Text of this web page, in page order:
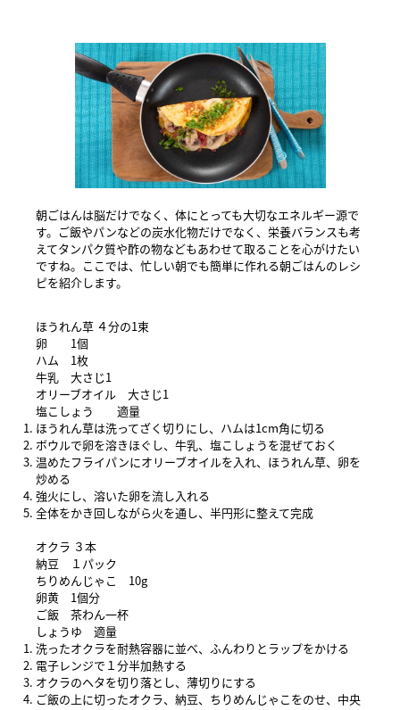
朝ごはんは脳だけでなく、体にとっても大切なエネルギー源で
す。ご飯やパンなどの炭水化物だけでなく、栄養バランスも考
えてタンパク質や酢の物などもあわせて取ることを心がけたい
ですね。ここでは、忙しい朝でも簡単に作れる朝ごはんのレシ
ピを紹介します。
ほうれん草 ４分の1束
卵 1個
ハム 1枚
牛乳 大さじ1
オリーブオイル 大さじ1
塩こしょう 適量
ほうれん草は洗ってざく切りにし、ハムは1cm角に切る
ボウルで卵を溶きほぐし、牛乳、塩こしょうを混ぜておく
温めたフライパンにオリーブオイルを入れ、ほうれん草、卵を
炒める
強火にし、溶いた卵を流し入れる
全体をかき回しながら火を通し、半円形に整えて完成
オクラ ３本
納豆 １パック
ちりめんじゃこ 10g
卵黄 1個分
ご飯 茶わん一杯
しょうゆ 適量
洗ったオクラを耐熱容器に並べ、ふんわりとラップをかける
電子レンジで１分半加熱する
オクラのヘタを切り落とし、薄切りにする
ご飯の上に切ったオクラ、納豆、ちりめんじゃこをのせ、中央